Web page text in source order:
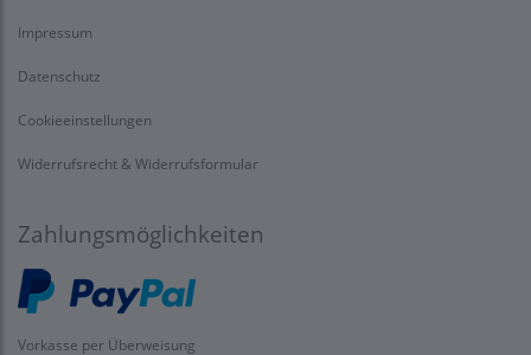
Impressum
Datenschutz
Cookieeinstellungen
Widerrufsrecht & Widerrufsformular
Zahlungsmöglichkeiten
Vorkasse per Überweisung